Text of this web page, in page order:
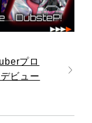
プロ
ビュー